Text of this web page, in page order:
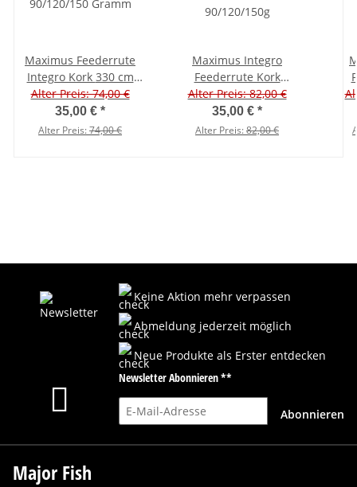
Maximus Feederrute
Integro Kork 330 cm
90/120/150 Gramm
Alter Preis: 74,00 €
35,00 € *
Alter Preis:74,00 €
Maximus Integro
Feederrute Kork
MFRIG360XH 3,6m
90/120/150g
Alter Preis: 82,00 €
35,00 € *
Alter Preis:82,00 €
Keine Aktion mehr verpassen
Abmeldung jederzeit möglich
Neue Produkte als Erster entdecken
Newsletter Abonnieren **
E-Mail-Adresse
Abonnieren
Major Fish